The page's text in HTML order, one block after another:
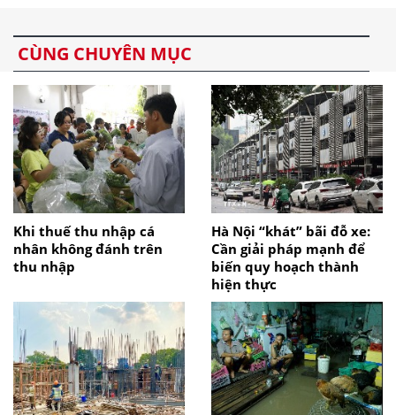
CÙNG CHUYÊN MỤC
Khi thuế thu nhập cá
nhân không đánh trên
thu nhập
Hà Nội “khát” bãi đỗ xe:
Cần giải pháp mạnh để
biến quy hoạch thành
hiện thực​